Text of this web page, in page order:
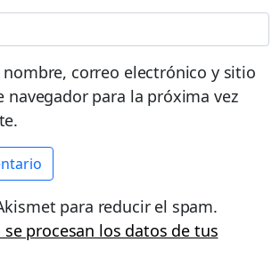
correo electrónico y sitio
navegador para la próxima vez
para reducir el spam.
procesan los datos de tus